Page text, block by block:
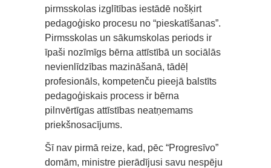
pirmsskolas izglītības iestādē nošķirt
pedagoģisko procesu no “pieskatīšanas”.
Pirmsskolas un sākumskolas periods ir
īpaši nozīmīgs bērna attīstībā un sociālās
nevienlīdzības mazināšanā, tādēļ
profesionāls, kompetenču pieejā balstīts
pedagoģiskais process ir bērna
pilnvērtīgas attīstības neatņemams
priekšnosacījums.
Šī nav pirmā reize, kad, pēc “Progresīvo”
domām, ministre pierādījusi savu nespēju